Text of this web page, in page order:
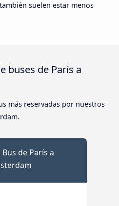
suelen estar menos
buses de París a
más reservadas por nuestros
Bus de París a